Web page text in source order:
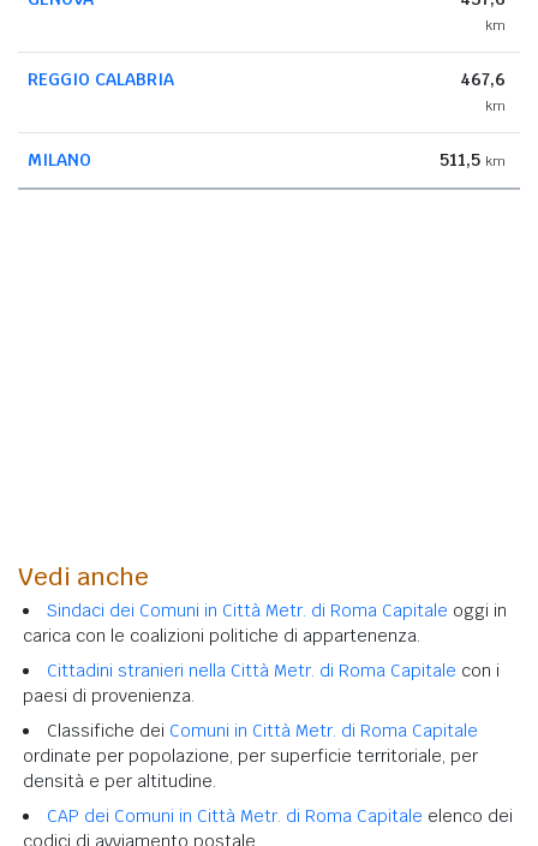
km
REGGIO CALABRIA 467,6
km
MILANO 511,5 km
Vedi anche
Sindaci dei Comuni in Città Metr. di Roma Capitale oggi in
carica con le coalizioni politiche di appartenenza.
Cittadini stranieri nella Città Metr. di Roma Capitale con i
paesi di provenienza.
Classifiche dei Comuni in Città Metr. di Roma Capitale
ordinate per popolazione, per superficie territoriale, per
densità e per altitudine.
CAP dei Comuni in Città Metr. di Roma Capitale elenco dei
codici di avviamento postale.